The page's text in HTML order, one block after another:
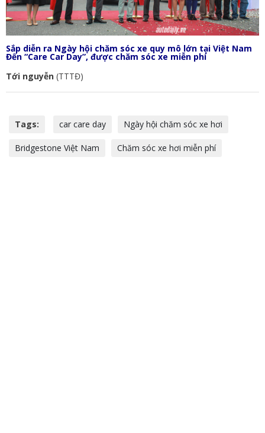
Sắp diễn ra Ngày hội chăm sóc xe quy mô lớn tại Việt Nam
Đến “Care Car Day”, được chăm sóc xe miễn phí
Tới nguyễn (TTTĐ)
Tags: car care day Ngày hội chăm sóc xe hơi
Bridgestone Việt Nam Chăm sóc xe hơi miễn phí